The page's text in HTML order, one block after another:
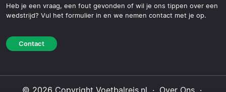
Heb je een vraag, een fout gevonden of wil je ons tippen over een
wedstrijd? Vul het formulier in en we nemen contact met je op.
Contact